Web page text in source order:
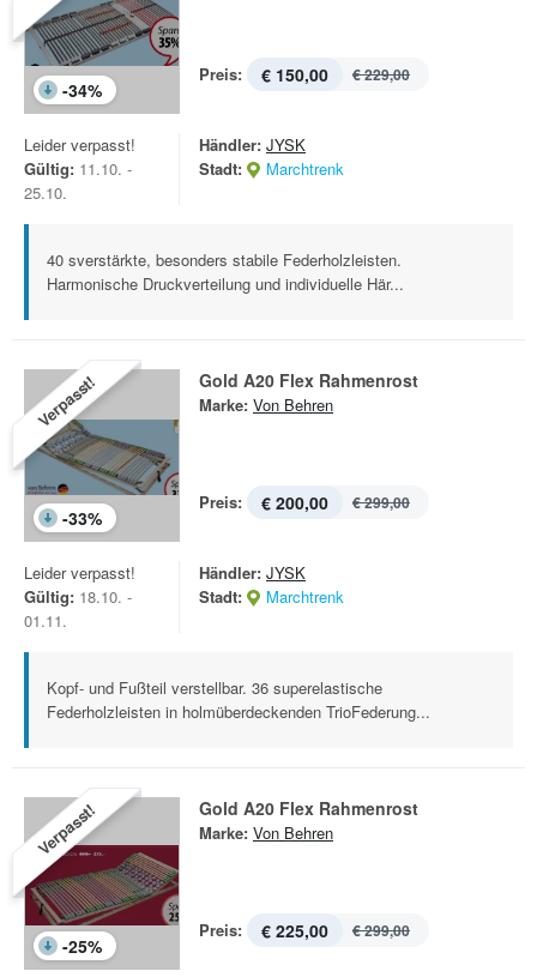
-34%
Preis: € 150,00 € 229,00
Leider verpasst!
Gültig: 11.10. -
25.10.
Händler: JYSK
Stadt:
Marchtrenk
40 sverstärkte, besonders stabile Federholzleisten.
Harmonische Druckverteilung und individuelle Här...
Verpasst!
-33%
Gold A20 Flex Rahmenrost
Marke: Von Behren
Preis: € 200,00 € 299,00
Leider verpasst!
Gültig: 18.10. -
01.11.
Händler: JYSK
Stadt:
Marchtrenk
Kopf- und Fußteil verstellbar. 36 superelastische
Federholzleisten in holmüberdeckenden TrioFederung...
Verpasst!
-25%
Gold A20 Flex Rahmenrost
Marke: Von Behren
Preis: € 225,00 € 299,00